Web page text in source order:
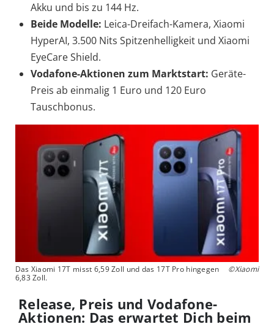
Akku und bis zu 144 Hz.
Beide Modelle: Leica-Dreifach-Kamera, Xiaomi
HyperAI, 3.500 Nits Spitzenhelligkeit und Xiaomi
EyeCare Shield.
Vodafone-Aktionen zum Marktstart: Geräte-
Preis ab einmalig 1 Euro und 120 Euro
Tauschbonus.
Das Xiaomi 17T misst 6,59 Zoll und das 17T Pro hingegen
6,83 Zoll.
©Xiaomi
Release, Preis und Vodafone-
Aktionen: Das erwartet Dich beim